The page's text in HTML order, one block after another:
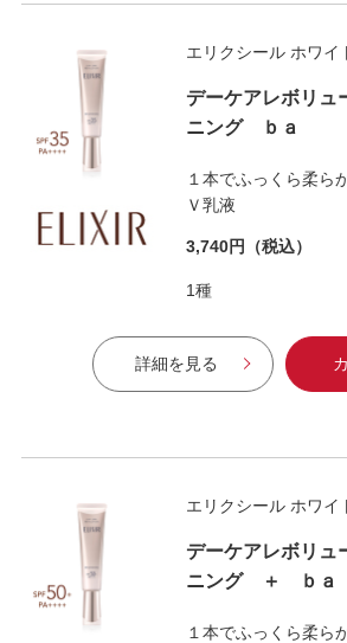
エリクシール ホワイ
デーケアレボリ
ニング ｂａ
１本でふっくら柔
Ｖ乳液
3,740円 （税込）
1種
詳細を見る
エリクシール ホワイ
デーケアレボリ
ニング ＋ ｂａ
１本でふっくら柔